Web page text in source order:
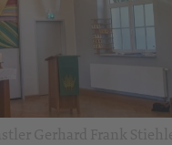
Gerhard Frank Stiehler